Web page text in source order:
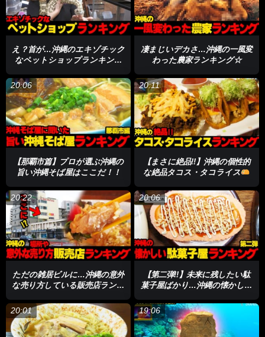
え？首が…沖縄のエキゾチック
なペットショップランキング
凄まじいデカさ…沖縄の一風変
わった農家ランキング☆
20:06
【那覇市篇】プロが選ぶ沖縄の
旨い沖縄そば屋はここだ！！
20:11
【まさに絶品!!】沖縄の個性的
な絶品タコス・タコライス
20:22
ただの雑居ビルに…沖縄の意外
な売り方している販売店ランキ
20:06
【第二弾!!】未来に残したい駄
菓子屋ばかり…沖縄の懐かしい
20:01 19:06